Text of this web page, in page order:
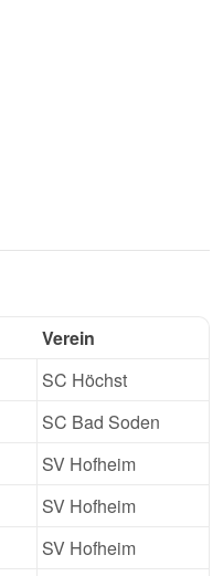
Verein
SC Höchst
SC Bad Soden
SV Hofheim
SV Hofheim
SV Hofheim